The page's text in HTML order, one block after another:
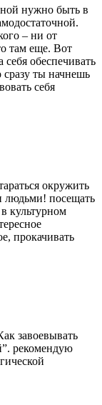
нужно быть в
– ни от
там еще. Вот
обеспечивать
сразу ты начнешь
себя
окружить
людьми! посещать
культурном
прокачивать
завоевывать
рекомендую